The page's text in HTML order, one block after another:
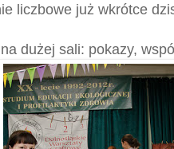
liczbowe już wkrótce
na dużej sali: pokazy,